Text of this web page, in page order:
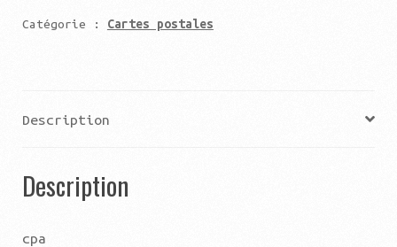
différentes
Catégorie : Cartes postales
Description
Description
cpa